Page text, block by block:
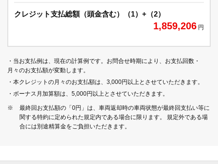
クレジット支払総額（頭金含む）（1）+（2）
1,859,206 円
・当お支払例は、現在の計算例です。お問合せ時期により、お支払回数・
月々のお支払額が変動します。
・本クレジットの月々のお支払額は、3,000円以上とさせていただきます。
・ボーナス月加算額は、5,000円以上とさせていただきます。
※
最終回お支払額の「0円」は、車両返却時の車両状態が最終回支払い等に
関する特約に定められた規定内である場合に限ります。 規定外である場
合には別途精算金をご負担いただきます。